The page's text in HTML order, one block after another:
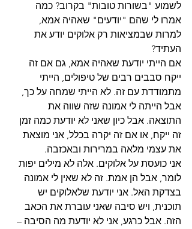
לשמוע "בשורות טובות" בקרוב? כמה
אמרו לי שהם "יודעים" שאהיה אמא,
למרות שבמציאות רק אלוקים יודע את
העתיד?
אם הייתי יודעת שאהיה אמא, גם אם זה
ייקח סבבים רבים של טיפולים, הייתי
מתמודדת עם זה. לא הייתי שמחה על כך,
אבל הייתה לי אמונה שזה שווה את
התוצאה. אבל כיון שאני לא יודעת כמה זמן
זה ייקח, או אם זה יקרה בכלל, אני מוצאת
את עצמי מלאה במרירות ובאכזבה.
אני כועסת על אלוקים. אלה לא מילים יפות
לומר, אבל הן אמת. זה לא שאין לי אמונה
בצדקת האל. אני יודעת שלאלוקים יש
תוכנית, ויש סיבה שאני עוברת את הכאב
הזה. אבל כרגע, אני לא יודעת מה הסיבה –